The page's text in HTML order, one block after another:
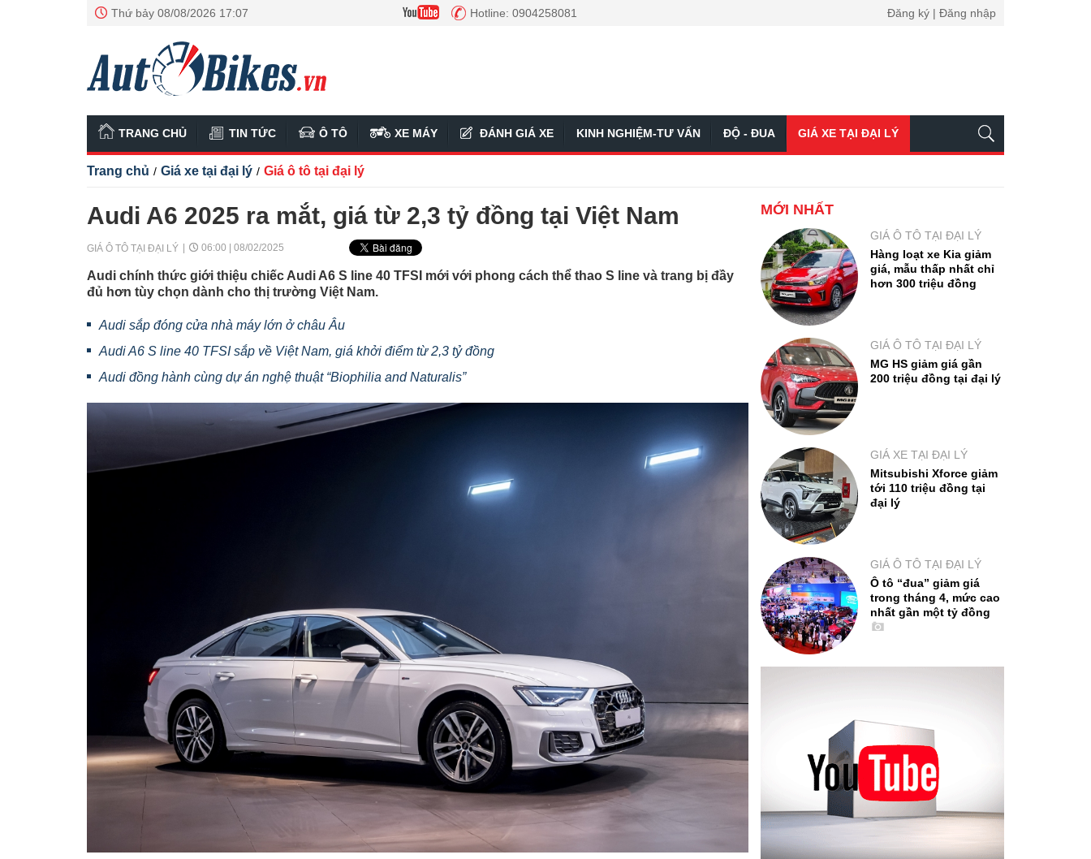
Thứ bảy 08/08/2026 17:07 Hotline: 0904258081 Đăng ký | Đăng nhập
TRANG CHỦ TIN TỨC Ô TÔ XE MÁY ĐÁNH GIÁ XE KINH NGHIỆM-TƯ VẤN ĐỘ - ĐUA GIÁ XE TẠI ĐẠI LÝ
Trang chủ / Giá xe tại đại lý / Giá ô tô tại đại lý
Audi A6 2025 ra mắt, giá từ 2,3 tỷ đồng tại Việt Nam
GIÁ Ô TÔ TẠI ĐẠI LÝ 06:00 | 08/02/2025
Audi chính thức giới thiệu chiếc Audi A6 S line 40 TFSI mới với phong cách thể thao S line và trang bị đầy
đủ hơn tùy chọn dành cho thị trường Việt Nam.
Audi sắp đóng cửa nhà máy lớn ở châu Âu
Audi A6 S line 40 TFSI sắp về Việt Nam, giá khởi điểm từ 2,3 tỷ đồng
Audi đồng hành cùng dự án nghệ thuật “Biophilia and Naturalis”
MỚI NHẤT
GIÁ Ô TÔ TẠI ĐẠI LÝ
Hàng loạt xe Kia giảm
giá, mẫu thấp nhất chỉ
hơn 300 triệu đồng
GIÁ Ô TÔ TẠI ĐẠI LÝ
MG HS giảm giá gần
200 triệu đồng tại đại lý
GIÁ XE TẠI ĐẠI LÝ
Mitsubishi Xforce giảm
tới 110 triệu đồng tại
đại lý
GIÁ Ô TÔ TẠI ĐẠI LÝ
Ô tô “đua” giảm giá
trong tháng 4, mức cao
nhất gần một tỷ đồng